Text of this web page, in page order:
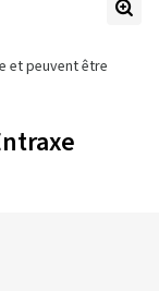
et peuvent être